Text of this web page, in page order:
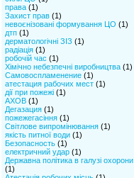
права(1)
Захист прав(1)
невоєнізовані формування ЦО (1)
дтп(1)
дерматологічні ЗІЗ (1)
радіація(1)
робочій час (1)
Хімічно небезпечні виробництва(1)
Самовоспламенение(1)
атестация рабочих мест(1)
дії при пожежі(1)
АХОВ(1)
Дегазация(1)
пожежегасіння(1)
Світлове випромінювання(1)
якість питної води(1)
Безопасность(1)
електричний удар(1)
Державна політика в галузі охорони
(1)